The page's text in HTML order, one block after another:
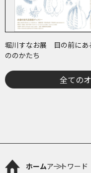
堀川すなお展 目の前にあ
ののかたち
全ての
ホームアートワード